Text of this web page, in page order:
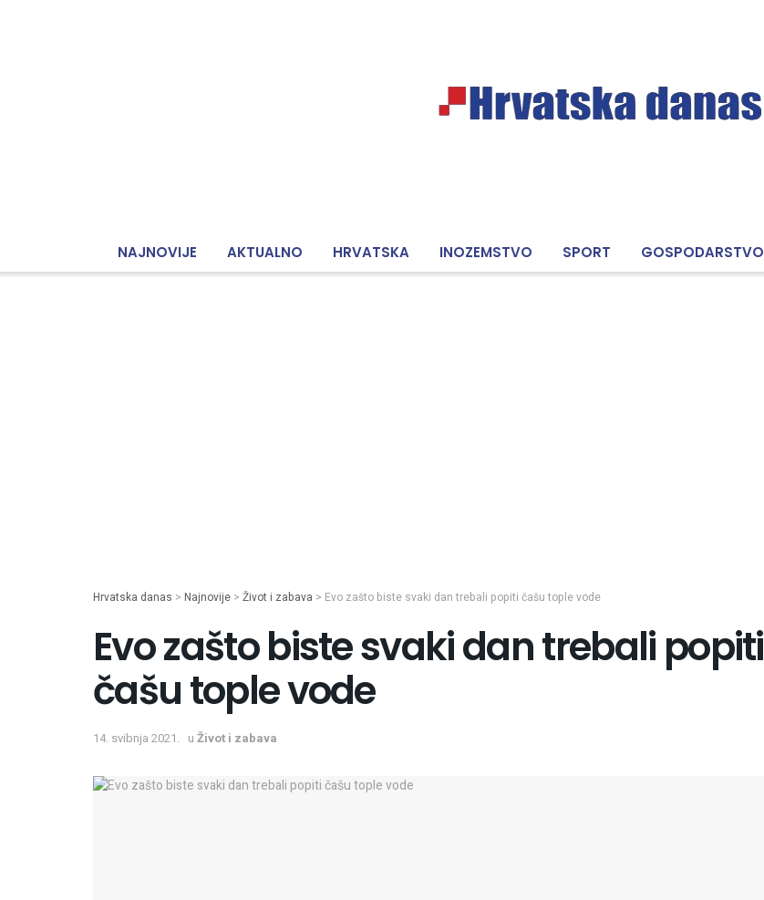
NAJNOVIJE AKTUALNO HRVATSKA INOZEMSTVO SPORT GOSPODARSTVO
Hrvatska danas > Najnovije > Život i zabava > Evo zašto biste svaki dan trebali popiti čašu tople vode
Evo zašto biste svaki dan trebali popiti
čašu tople vode
14. svibnja 2021. u Život i zabava